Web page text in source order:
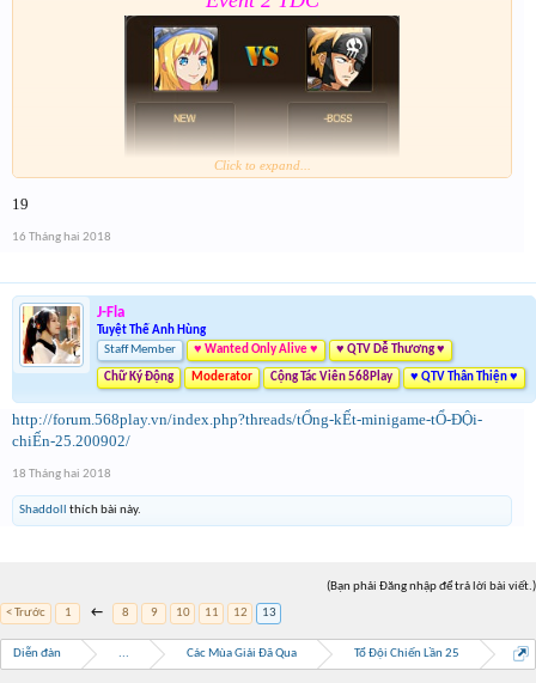
Nay là cả event hôm qua lun nên mỗi giải sẽ có 2 lần
nhé . Tổng 6 slot trúng cho event cuối cùng của năm
Click to expand...
19
16 Tháng hai 2018
J-Fla
Tuyệt Thế Anh Hùng
Staff Member
♥ Wanted Only Alive ♥ ♥ QTV Dễ Thương ♥
Chữ Ký Động Moderator Cộng Tác Viên 568Play ♥ QTV Thân Thiện ♥
http://forum.568play.vn/index.php?threads/tỔng-kẾt-minigame-tỔ-ĐỘi-
chiẾn-25.200902/
18 Tháng hai 2018
Shaddoll thích bài này.
(Bạn phải Đăng nhập để trả lời bài viết.)
< Trước
1 ← 8 9 10 11 12 13
Diễn đàn ... Các Mùa Giải Đã Qua Tổ Đội Chiến Lần 25